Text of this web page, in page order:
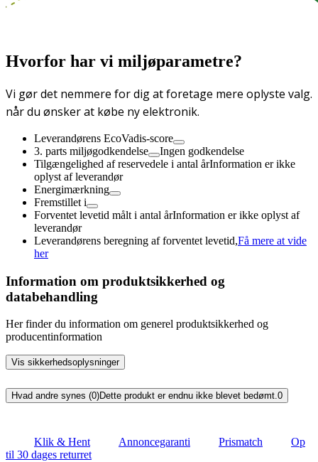
Hvorfor har vi miljøparametre?
Vi gør det nemmere for dig at foretage mere oplyste valg.
når du ønsker at købe ny elektronik.
Leverandørens EcoVadis-score
3. parts miljøgodkendelse
Ingen godkendelse
Tilgængelighed af reservedele i antal årInformation er ikke
oplyst af leverandør
Energimærkning
Fremstillet i
Forventet levetid målt i antal årInformation er ikke oplyst af
leverandør
Leverandørens beregning af forventet levetid,Få mere at vide
her
Information om produktsikkerhed og
databehandling
Her finder du information om generel produktsikkerhed og
producentinformation
Vis sikkerhedsoplysninger
Hvad andre synes (0)Dette produkt er endnu ikke blevet bedømt.0
Klik & Hent Annoncegaranti Prismatch
Op
til 30 dages returret